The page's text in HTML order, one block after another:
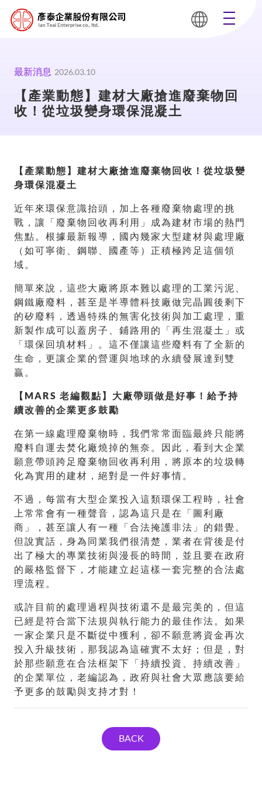
最新消息 2026.03.10
【產業動態】建材大廠搶進廢棄物回
收！從垃圾變身環保混凝土
【產業動態】建材大廠搶進廢棄物回收！從垃圾變
身環保混凝土
近年來環保意識抬頭，加上各種廢棄物處理的挑
戰，讓「廢棄物回收再利用」成為建材市場的熱門
焦點。根據最新報導，國內幾家大型建材與處理廠
（如可寧衛、鋼聯、國產等）正積極跨足這個領
域。
簡單來說，這些大廠將原本難以處理的工業污泥、
鋼鐵廠廢料，甚至是半導體科技廠做完晶圓後剩下
的矽廢料，透過特殊的無害化技術與加工處理，重
新製作成可以蓋房子、鋪路用的「再生混凝土」或
「環保回填材料」。這不僅讓這些廢料有了全新的
生命，更讓企業的營運與地球的永續發展達到雙
贏。
【MARS 老編觀點】大廠帶頭做是好事！給予持
續改善的企業更多鼓勵
在第一線處理廢棄物時，我們常常面臨最終只能將
廢料自運去焚化廠燒掉的無奈。因此，看到大企業
願意帶頭跨足廢棄物回收再利用，將原本的垃圾轉
化為實用的建材，絕對是一件好事情。
不過，每當有大型企業投入這類環保工程時，社會
上常常會有一種聲音，認為這只是在「圖利廠
商」，甚至讓人有一種「合法掩護非法」的錯覺。
但說實話，身為同業我們很清楚，業者在背後是付
出了極大的專業技術與漫長的時間，並且要在政府
的嚴格監督下，才能建立起這樣一套完整的合法處
理流程。
或許目前的處理過程與技術還不是最完美的，但這
已經是符合當下法規與執行能力的最佳作法。如果
一家企業只是不斷從中獲利，卻不願意將資金再次
投入升級技術，那我認為這確實不太好；但是，對
於那些願意在合法框架下「持續投資、持續改善」
的企業單位，老編認為，政府與社會大眾應該要給
予更多的鼓勵與支持才對！
BACK